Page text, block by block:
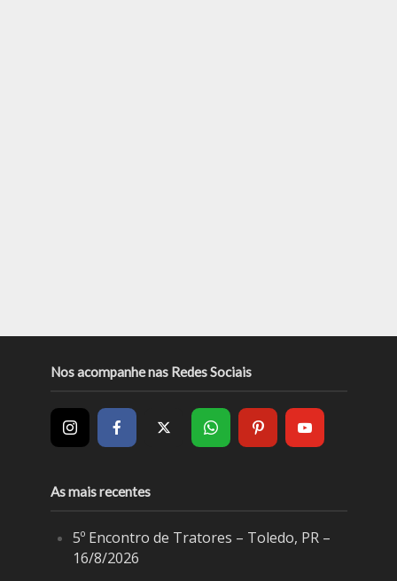
Nos acompanhe nas Redes Sociais
As mais recentes
5º Encontro de Tratores – Toledo, PR –
16/8/2026